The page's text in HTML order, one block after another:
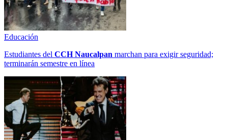
Educación
Estudiantes del CCH Naucalpan marchan para exigir seguridad;
terminarán semestre en línea